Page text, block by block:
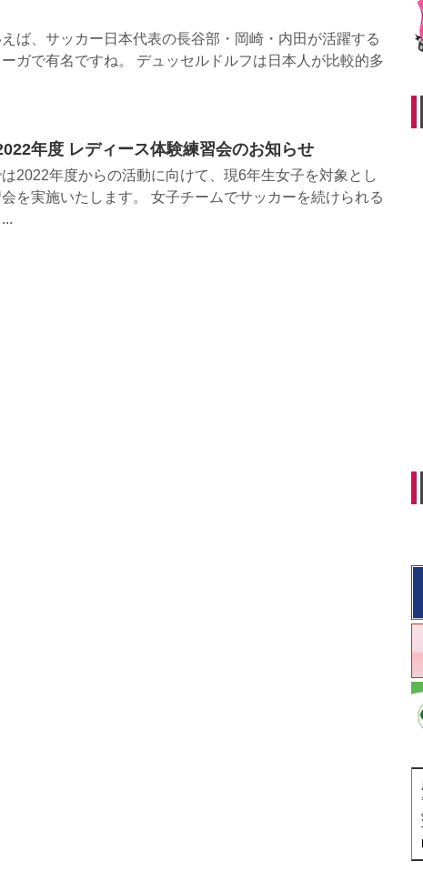
えば、サッカー日本代表の長谷部・岡崎・内田が活躍する
ガで有名ですね。 デュッセルドルフは日本人が比較的多
年度 レディース体験練習会のお知らせ
2022年度からの活動に向けて、現6年生女子を対象とし
を実施いたします。 女子チームでサッカーを続けられる